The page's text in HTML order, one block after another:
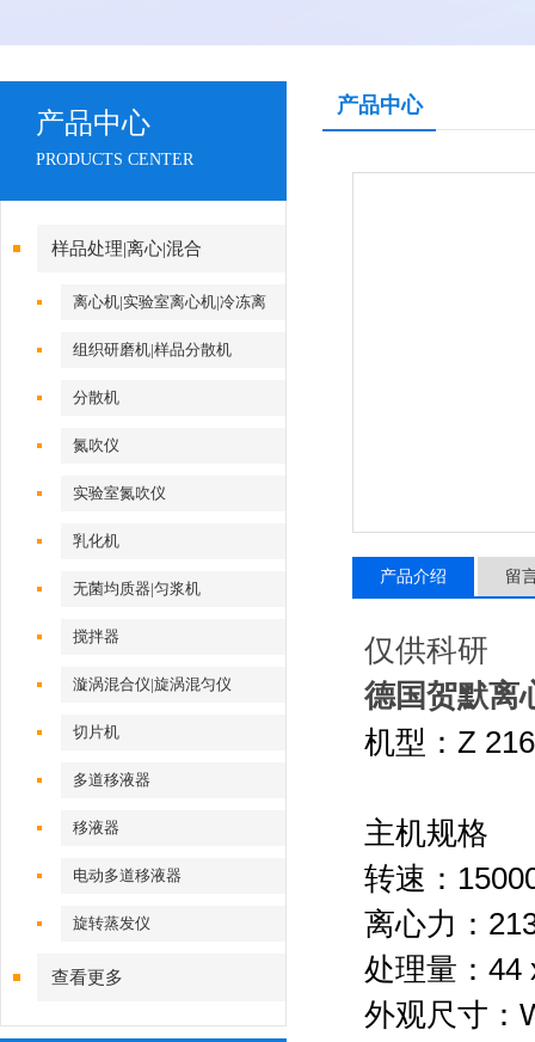
产品中心
PRODUCTS CENTER
样品处理|离心|混合
离心机|实验室离心机|冷冻离
心机
组织研磨机|样品分散机
分散机
氮吹仪
实验室氮吹仪
乳化机
无菌均质器|匀浆机
搅拌器
漩涡混合仪|旋涡混匀仪
切片机
多道移液器
移液器
电动多道移液器
旋转蒸发仪
查看更多
产品中心
产品介绍 留
仅供科研
德国贺默离
机型：Z
主机规格
转速：
离心力：
处理量：44
外观尺寸：